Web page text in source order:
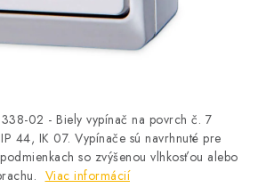
A VENTILÁCIA
ZDROJE
02 - Biely vypínač na povrch č. 7
44, IK 07. Vypínače sú navrhnuté pre
so zvýšenou vlhkosťou alebo
Viac informácií